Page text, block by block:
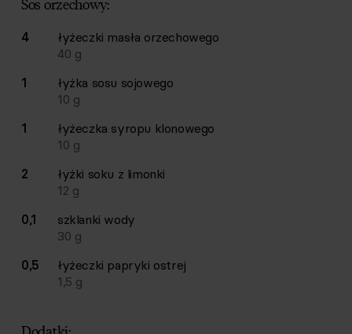
4 łyżeczki masła orzechowego
40 g
1
łyżka sosu sojowego
10 g
1
łyżeczka syropu klonowego
10 g
2
łyżki soku z limonki
12 g
0,1
szklanki wody
30 g
0,5
łyżeczki papryki ostrej
1,5 g